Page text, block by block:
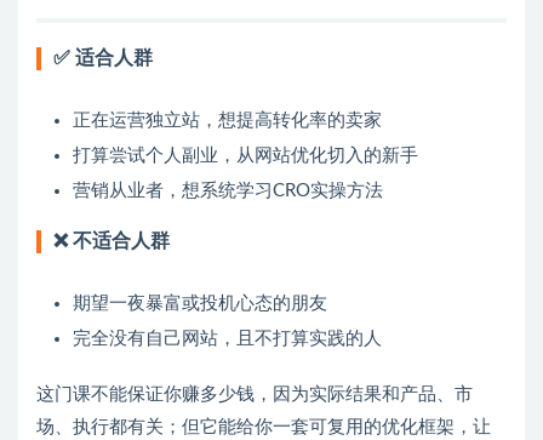
✅ 适合人群
正在运营独立站，想提高转化率的卖家
打算尝试个人副业，从网站优化切入的新手
营销从业者，想系统学习CRO实操方法
❌ 不适合人群
期望一夜暴富或投机心态的朋友
完全没有自己网站，且不打算实践的人
这门课不能保证你赚多少钱，因为实际结果和产品、市
场、执行都有关；但它能给你一套可复用的优化框架，让